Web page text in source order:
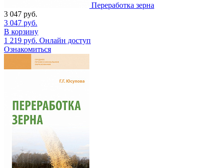
Переработка зерна
3 047 руб.
3 047 руб.
В корзину
1 219 руб. Онлайн доступ
Ознакомиться